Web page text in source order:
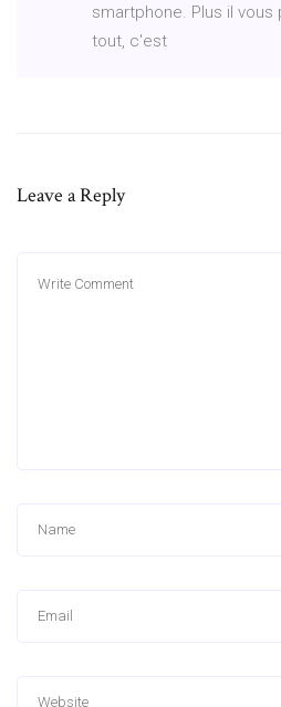
smartphone. Plus il
tout, c'est
Leave a Reply